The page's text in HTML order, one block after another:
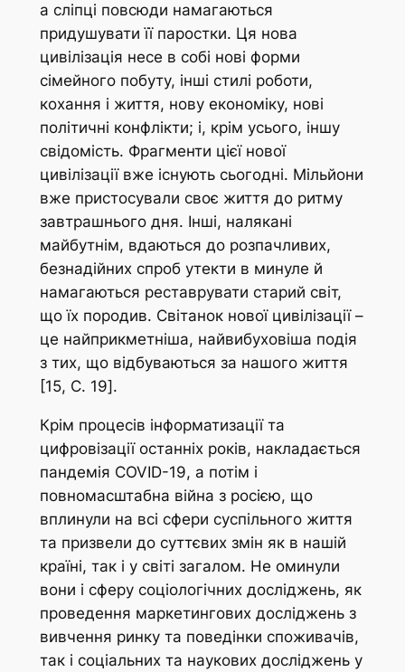
а сліпці повсюди намагаються
придушувати її паростки. Ця нова
цивілізація несе в собі нові форми
сімейного побуту, інші стилі роботи,
кохання і життя, нову економіку, нові
політичні конфлікти; і, крім усього, іншу
свідомість. Фрагменти цієї нової
цивілізації вже існують сьогодні. Мільйони
вже пристосували своє життя до ритму
завтрашнього дня. Інші, налякані
майбутнім, вдаються до розпачливих,
безнадійних спроб утекти в минуле й
намагаються реставрувати старий світ,
що їх породив. Світанок нової цивілізації –
це найприкметніша, найвибуховіша подія
з тих, що відбуваються за нашого життя
[15, C. 19].
Крім процесів інформатизації та
цифровізації останніх років, накладається
пандемія COVID-19, а потім і
повномасштабна війна з росією, що
вплинули на всі сфери суспільного життя
та призвели до суттєвих змін як в нашій
країні, так і у світі загалом. Не оминули
вони і сферу соціологічних досліджень, як
проведення маркетингових досліджень з
вивчення ринку та поведінки споживачів,
так і соціальних та наукових досліджень у